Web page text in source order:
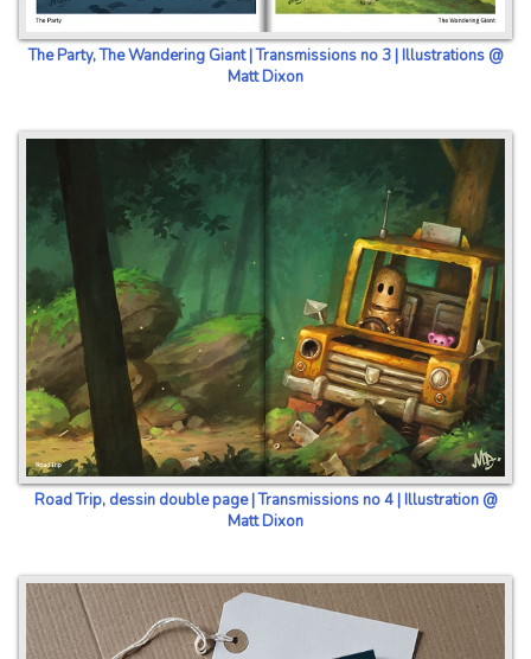
The Party, The Wandering Giant | Transmissions no 3 | Illustrations @
Matt Dixon
Road Trip, dessin double page | Transmissions no 4 | Illustration @
Matt Dixon